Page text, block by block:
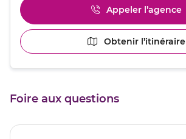
plus
amples
informations
[ECHAP
pour
Appeler l’agence
Afficher
le
numéro
de
du
Obtenir l’itinéraire
jusqu'au
de
Foire aux questions